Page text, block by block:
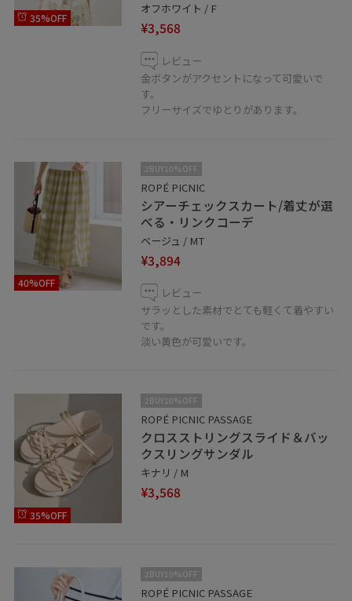
35%OFF
オフホワイト / F
¥3,568
レビュー
金ボタンがアクセントになって可愛いで
す。
フリーサイズでゆとりがあります。
40%OFF
2BUY10%OFF
ROPÉ PICNIC
シアーチェックスカート/着丈が選
べる・リンクコーデ
ベージュ / MT
¥3,894
レビュー
サラッとした素材でとても軽くて着やすい
です。
淡い黄色が可愛いです。
35%OFF
2BUY10%OFF
ROPÉ PICNIC PASSAGE
クロスストリングスライド＆バッ
クスリングサンダル
キナリ / M
¥3,568
2BUY10%OFF
ROPÉ PICNIC PASSAGE